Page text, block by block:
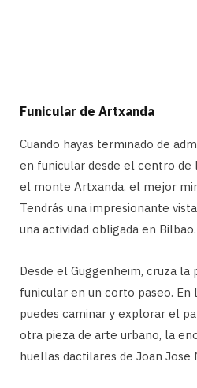
Funicular de Artxanda
Cuando hayas terminado de
en funicular desde el centro de
el monte Artxanda, el mejor
Tendrás una impresionante
una actividad obligada en Bilbao.
Desde el Guggenheim, cruza la
funicular en un corto paseo. En
puedes caminar y explorar el
otra pieza de arte urbano, la
huellas dactilares de Joan Jose